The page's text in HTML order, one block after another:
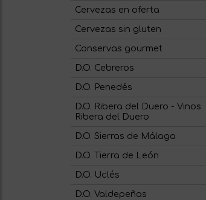
Cervezas en oferta
Cervezas sin gluten
Conservas gourmet
D.O. Cebreros
D.O. Penedés
D.O. Ribera del Duero - Vinos
Ribera del Duero
D.O. Sierras de Málaga
D.O. Tierra de León
D.O. Uclés
D.O. Valdepeñas